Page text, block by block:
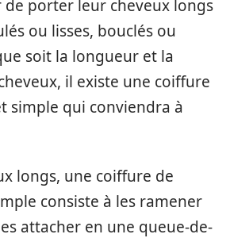
de porter leur cheveux longs
ou lisses, bouclés ou
soit la longueur et la
il existe une coiffure
simple qui conviendra à
longs, une coiffure de
consiste à les ramener
attacher en une queue-de-